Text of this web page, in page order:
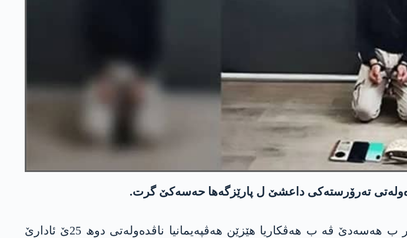
تەرۆرستەکی داعشێ ل پارێزگەھا حەسەکێ گرت.
ناڤەندا راگھاندنێ یا ھەسەدێ د داخویانیەکێ دە راگھاند، ھێزێن تۆلێن سەر ب ھەسەدێ ڤە ب ھەڤکاریا ھێزێن ھەڤپەیمانیا ناڤدەولەتی دوھ 25ێ ئادارێ